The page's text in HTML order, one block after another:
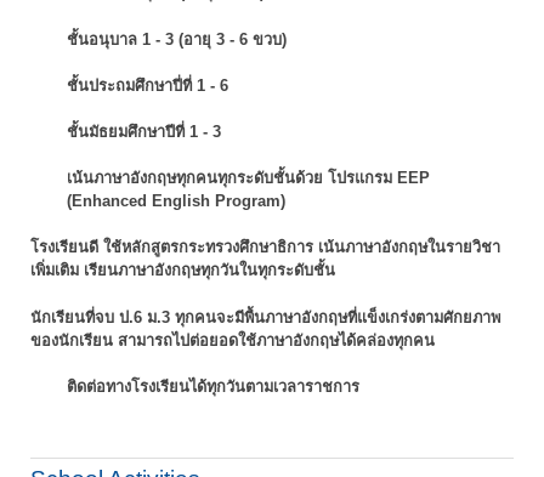
ชั้นอนุบาล 1 - 3 (อายุ 3 - 6 ขวบ)
ชั้นประถมศึกษาปี่ที่ 1 - 6
ชั้นมัธยมศึกษาปีที่ 1 - 3
เน้นภาษาอังกฤษทุกคนทุกระดับชั้นด้วย โปรแกรม EEP
(Enhanced English Program)
โรงเรียนดี ใช้หลักสูตรกระทรวงศึกษาธิการ เน้นภาษาอังกฤษในรายวิชา
เพิ่มเติม เรียนภาษาอังกฤษทุกวันในทุกระดับชั้น
นักเรียนที่จบ ป.6 ม.3 ทุกคนจะมีพื้นภาษาอังกฤษที่แข็งเกร่งตามศักยภาพ
ของนักเรียน สามารถไปต่อยอดใช้ภาษาอังกฤษได้คล่องทุกคน
ติดต่อทางโรงเรียนได้ทุกวันตามเวลาราชการ